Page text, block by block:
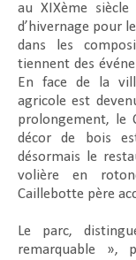
au XIXème
d’hivernage pour
dans les
tiennent des
En face de la
agricole est
prolongement, le
décor de bois
désormais le
volière en
Caillebotte père
Le parc,
remarquable »,